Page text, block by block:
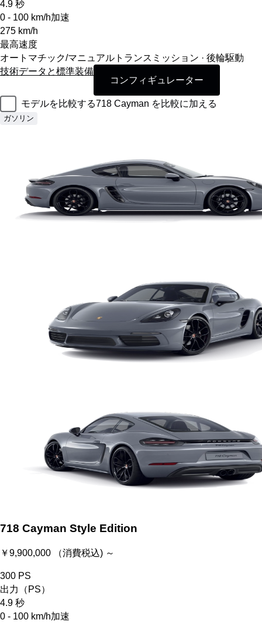
4.9 秒
0 - 100 km/h加速
275 km/h
最高速度
オートマチック/マニュアルトランスミッション · 後輪駆動
技術データと標準装備
コンフィギュレーター
モデルを比較する718 Cayman を比較に加える
ガソリン
718 Cayman Style Edition
￥9,900,000 （消費税込) ～
300 PS
出力（PS）
4.9 秒
0 - 100 km/h加速